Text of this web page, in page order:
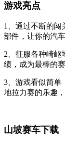
游戏亮点
1、通过不断的闯
部件，让你的汽
2、征服各种崎岖
绩，成为最棒的
3、游戏看似简单
地拉力赛的乐趣
山坡赛车下载